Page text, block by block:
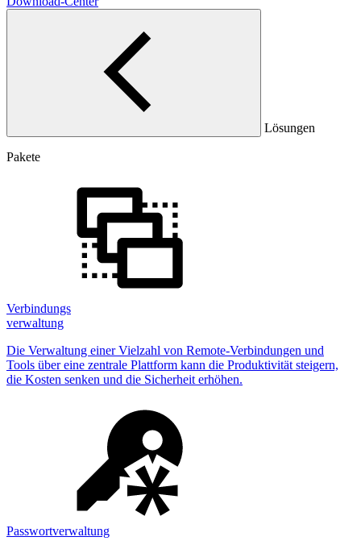
Lösungen
Pakete
Verbindungs
verwaltung
Die Verwaltung einer Vielzahl von Remote-Verbindungen und
Tools über eine zentrale Plattform kann die Produktivität steigern,
die Kosten senken und die Sicherheit erhöhen.
Passwortverwaltung